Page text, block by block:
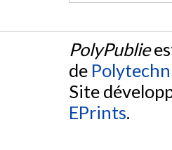
PolyPublie
de
Site
EPrints.